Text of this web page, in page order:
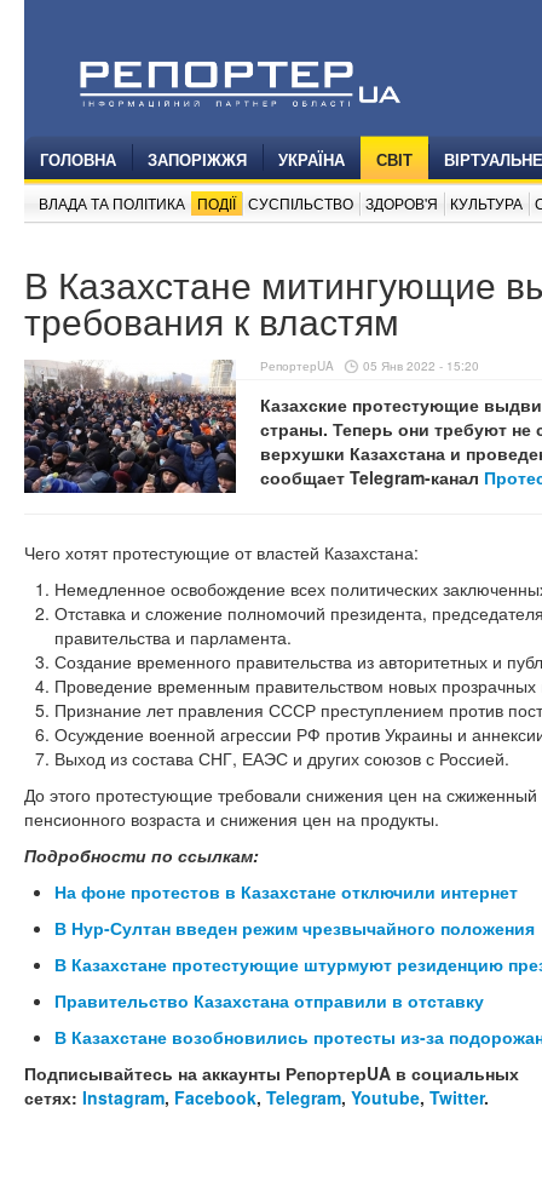
ГОЛОВНА ЗАПОРІЖЖЯ УКРАЇНА СВІТ
ВЛАДА ТА ПОЛІТИКА ПОДІЇ СУСПІЛЬСТВО ЗДОРОВ'Я КУЛЬТУРА
В Казахстане митингующие
требования к властям
РепортерUA 05 Янв 2022 - 15:20
Казахские протестующие
страны. Теперь они требуют не
верхушки Казахстана и
сообщает Telegram-канал
Чего хотят протестующие от властей Казахстана:
Немедленное освобождение всех политических
Отставка и сложение полномочий президента,
правительства и парламента.
Создание временного правительства из авторитетных и
Проведение временным правительством новых
Признание лет правления СССР преступлением против
Осуждение военной агрессии РФ против Украины и
Выход из состава СНГ, ЕАЭС и других союзов с Россией.
До этого протестующие требовали снижения цен на сжиженный
пенсионного возраста и снижения цен на продукты.
Подробности по ссылкам:
На фоне протестов в Казахстане отключили интернет
В Нур-Султан введен режим чрезвычайного положения
В Казахстане протестующие штурмуют резиденцию
Правительство Казахстана отправили в отставку
В Казахстане возобновились протесты из-за
Подписывайтесь на аккаунты РепортерUA в социальных
сетях: Instagram, Facebook, Telegram, Youtube, Twitter.